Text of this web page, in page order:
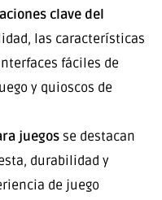
clave del
las características
fáciles de
y quioscos de
juegos se destacan
durabilidad y
de juego